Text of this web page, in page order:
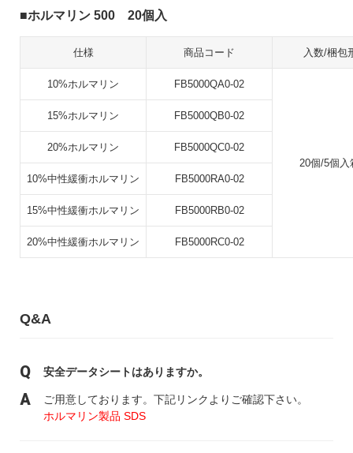
ホルマリン 500 20個入
仕様 商品コード 入数/梱包
10%ホルマリン FB5000QA0-02
20個/5個入
15%ホルマリン FB5000QB0-02
20%ホルマリン FB5000QC0-02
10%中性緩衝ホルマリン FB5000RA0-02
15%中性緩衝ホルマリン FB5000RB0-02
20%中性緩衝ホルマリン FB5000RC0-02
Q&A
安全データシートはありますか。
ご用意しております。下記リンクよりご確認下さい。
ホルマリン製品 SDS